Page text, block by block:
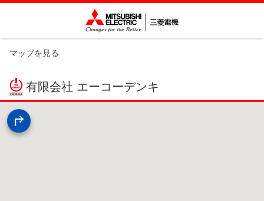
マップを見る
有限会社 エーコーデンキ